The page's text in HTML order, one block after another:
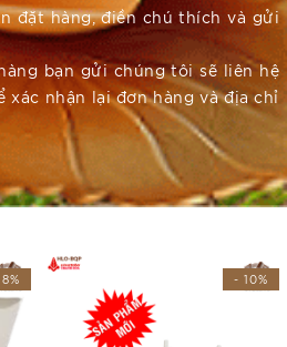
đặt hàng, điền chú thích và gửi
bạn gửi chúng tôi sẽ liên hệ
xác nhận lại đơn hàng và địa chỉ
- 10%